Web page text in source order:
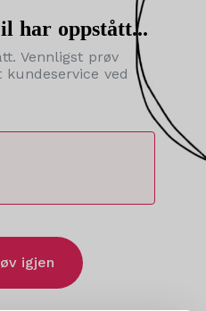
har oppstått...
Vennligst prøv
ved
igjen